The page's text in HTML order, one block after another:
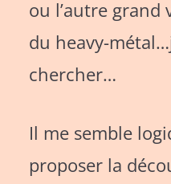
ou l’autre grand
du heavy-
chercher…
Il me semble
proposer la